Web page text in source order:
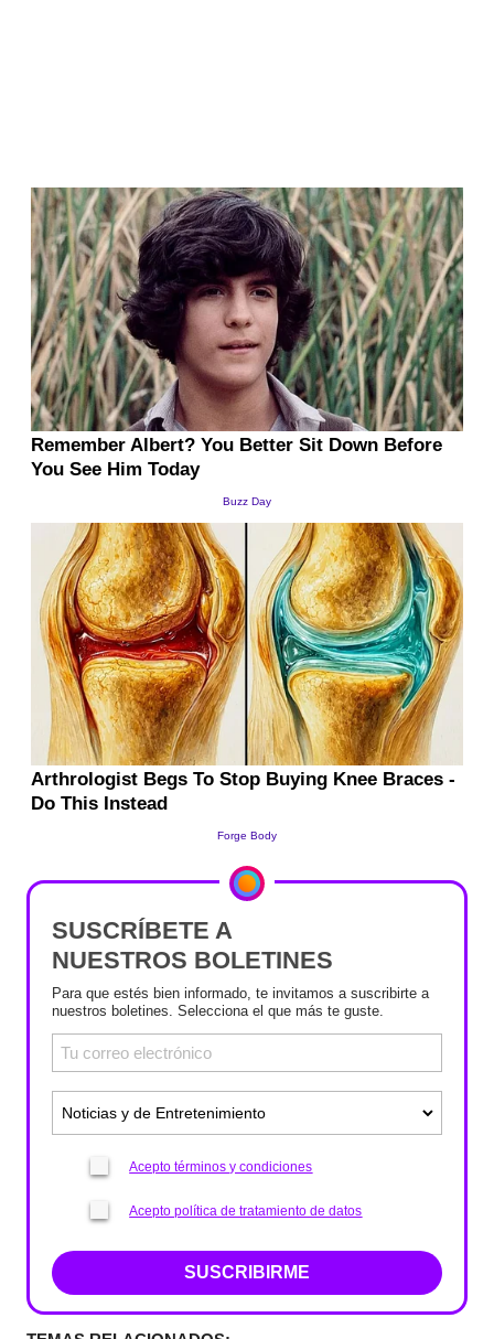
SUSCRÍBETE A
NUESTROS BOLETINES
Para que estés bien informado, te invitamos a suscribirte a
nuestros boletines. Selecciona el que más te guste.
Acepto términos y condiciones
Acepto política de tratamiento de datos
SUSCRIBIRME